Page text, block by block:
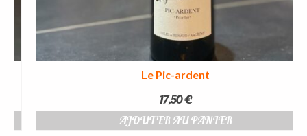
Le Pic-ardent
17,50€
AJOUTER AU PANIER